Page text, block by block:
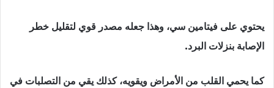
يحتوي على فيتامين سي، وهذا جعله مصدر قوي لتقليل خطر
الإصابة بنزلات البرد.
كما يحمي القلب من الأمراض ويقويه، كذلك يقي من التصلبات في